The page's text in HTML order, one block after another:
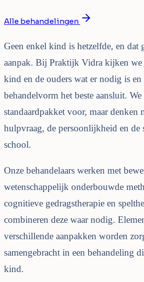
Alle behandelingen
Geen enkel kind is hetzelfde, en dat
aanpak. Bij Praktijk Vidra kijken we
kind en de ouders wat er nodig is
behandelvorm het beste aansluit. We
standaardpakket voor, maar denken
hulpvraag, de persoonlijkheid en de
school.
Onze behandelaars werken met
wetenschappelijk onderbouwde
cognitieve gedragstherapie en
combineren deze waar nodig.
verschillende aanpakken worden
samengebracht in een behandeling
kind.